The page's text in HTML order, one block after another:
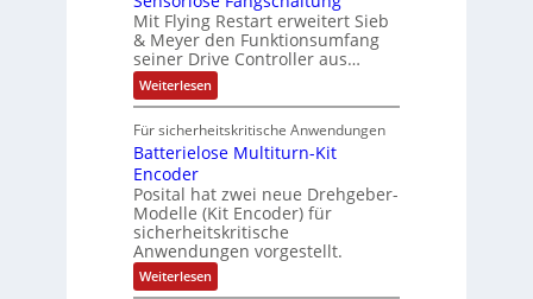
t
o
m
a
t
i
o
g
e
w
ä
h
e
i
t
s
k
ä
f
t
e
d
i
e
r
d
4
0
A
N
e
t
z
t
e
l
e
r
ä
l
t
S
c
h
Mit Flying Restart erweitert Sieb
& Meyer den Funktionsumfang
seiner Drive Controller aus…
Weiterlesen:
S
n
s
l
o
s
e
F
a
Für sicherheitskritische Anwendungen
Batterielose Multiturn-Kit
Encoder
Posital hat zwei neue Drehgeber-
Modelle (Kit Encoder) für
sicherheitskritische
Anwendungen vorgestellt.
Weiterlesen:
B